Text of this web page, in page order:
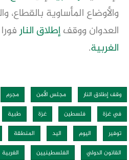
والأوضاع المأساوية بالقطاع،
العدوان ووقفإطلاق النارفورا
الغربية.
وقف إطلاق النار مجلس الأمن مجرم
في غزة
فلسطين غزة طبية
توفير
اليوم اليد المنطقة
القانون الدولي
الفلسطينيين الغربية